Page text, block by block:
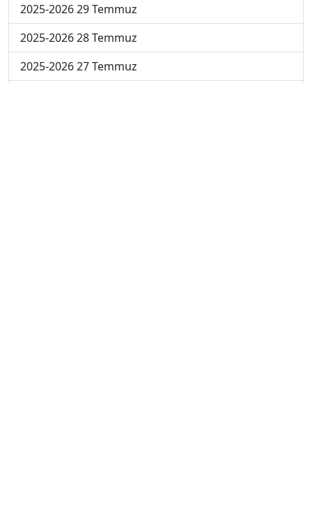
2025-2026 29 Temmuz
2025-2026 28 Temmuz
2025-2026 27 Temmuz